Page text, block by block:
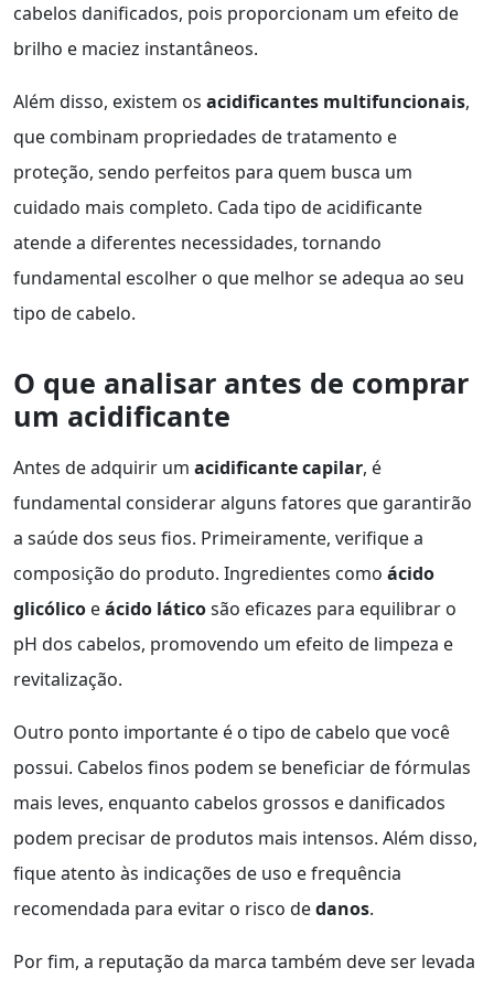
cabelos danificados, pois proporcionam um efeito de
brilho e maciez instantâneos.
Além disso, existem os acidificantes multifuncionais,
que combinam propriedades de tratamento e
proteção, sendo perfeitos para quem busca um
cuidado mais completo. Cada tipo de acidificante
atende a diferentes necessidades, tornando
fundamental escolher o que melhor se adequa ao seu
tipo de cabelo.
O que analisar antes de comprar
um acidificante
Antes de adquirir um acidificante capilar, é
fundamental considerar alguns fatores que garantirão
a saúde dos seus fios. Primeiramente, verifique a
composição do produto. Ingredientes como ácido
glicólico eácido láticosão eficazes para equilibrar o
pH dos cabelos, promovendo um efeito de limpeza e
revitalização.
Outro ponto importante é o tipo de cabelo que você
possui. Cabelos finos podem se beneficiar de fórmulas
mais leves, enquanto cabelos grossos e danificados
podem precisar de produtos mais intensos. Além disso,
fique atento às indicações de uso e frequência
recomendada para evitar o risco dedanos.
Por fim, a reputação da marca também deve ser levada